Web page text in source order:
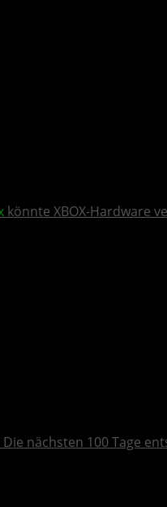
könnte XBOX-Hardware
Die nächsten 100 Tage